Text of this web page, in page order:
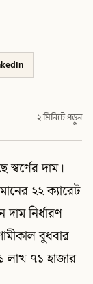
২ মিনিটে পড়ুন
দাম।
২২ ক্যারেট
নির্ধারণ
বুধবার
লাখ ৭১ হাজার